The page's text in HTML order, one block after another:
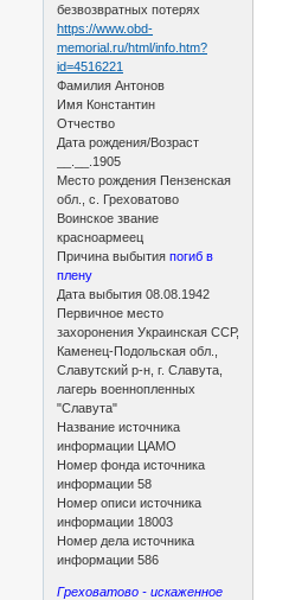
безвозвратных потерях
https://www.obd-
memorial.ru/html/info.htm?
id=4516221
Фамилия Антонов
Имя Константин
Отчество
Дата рождения/Возраст
__.__.1905
Место рождения Пензенская
обл., с. Греховатово
Воинское звание
красноармеец
Причина выбытияпогиб в
плену
Дата выбытия 08.08.1942
Первичное место
захоронения Украинская ССР,
Каменец-Подольская обл.,
Славутский р-н, г. Славута,
лагерь военнопленных
"Славута"
Название источника
информации ЦАМО
Номер фонда источника
информации 58
Номер описи источника
информации 18003
Номер дела источника
информации 586
Греховатово - искаженное